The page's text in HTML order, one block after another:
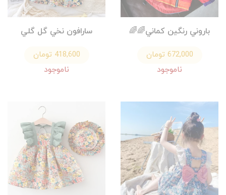
باروني رنگين كماني🌈🌈
672,000 تومان
ناموجود
سارافون نخي گل گلي
418,600 تومان
ناموجود